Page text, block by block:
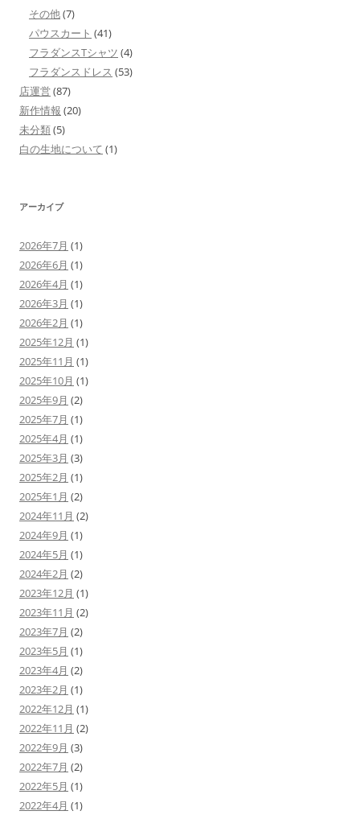
その他(7)
パウスカート (41)
フラダンスTシャツ (4)
フラダンスドレス (53)
店運営(87)
新作情報 (20)
未分類(5)
白の生地について (1)
アーカイブ
2026年7月 (1)
2026年6月 (1)
2026年4月 (1)
2026年3月 (1)
2026年2月 (1)
2025年12月 (1)
2025年11月 (1)
2025年10月 (1)
2025年9月 (2)
2025年7月 (1)
2025年4月 (1)
2025年3月 (3)
2025年2月 (1)
2025年1月 (2)
2024年11月 (2)
2024年9月 (1)
2024年5月 (1)
2024年2月 (2)
2023年12月 (1)
2023年11月 (2)
2023年7月 (2)
2023年5月 (1)
2023年4月 (2)
2023年2月 (1)
2022年12月 (1)
2022年11月 (2)
2022年9月 (3)
2022年7月 (2)
2022年5月 (1)
2022年4月 (1)